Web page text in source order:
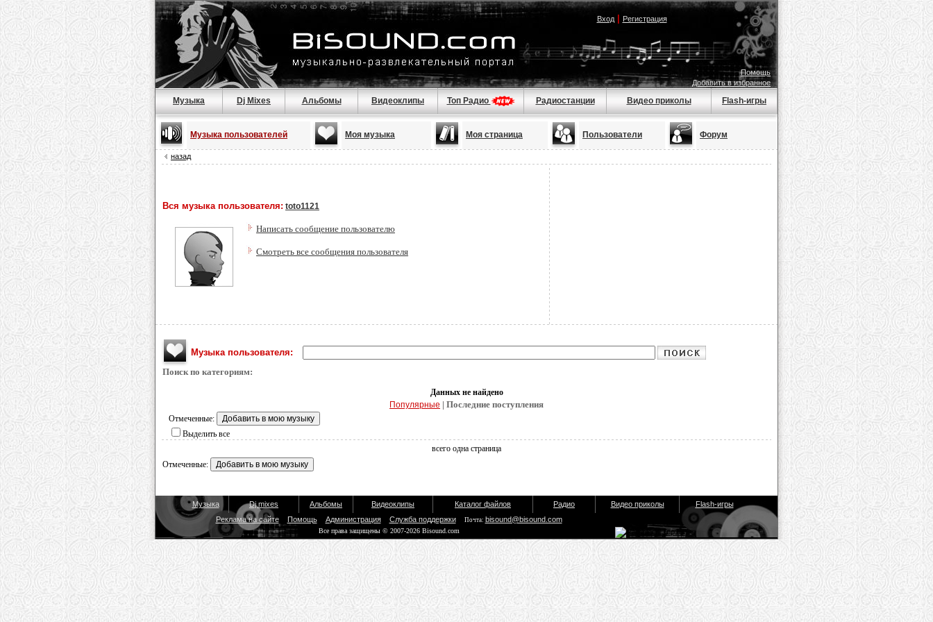
Вход| Регистрация
Помощь
Добавить в избранное
Музыка Dj Mixes Альбомы Видеоклипы Топ Радио Радиостанции Видео приколы Flash-игры
Музыка пользователей Моя музыка Моя страница Пользователи Форум
назад
Вся музыка пользователя: toto1121
Написать сообщение пользователю
Смотреть все сообщения пользователя
Музыка пользователя:
Поиск по категориям:
Данных не найдено
Популярные | Последние поступления
Отмеченные:
Выделить все
всего одна страница
Отмеченные:
Музыка Dj mixes Альбомы Видеоклипы Каталог файлов Радио Видео приколы
Flash-игры
Реклама на сайте
Помощь Администрация Служба поддержки Почта: bisound@bisound.com
Все права защищены © 2007-2026 Bisound.com